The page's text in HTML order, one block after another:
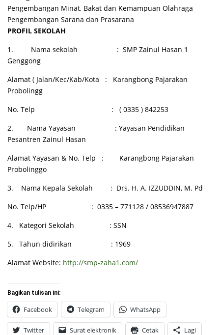
Pengembangan Minat, Bakat dan Kemampuan Olahraga
Pengembangan Sarana dan Prasarana
PROFIL SEKOLAH
1. Nama sekolah : SMP Zainul Hasan 1
Genggong
Alamat ( Jalan/Kec/Kab/Kota : Karangbong Pajarakan
Probolingg
No. Telp : ( 0335 ) 842253
2. Nama Yayasan : Yayasan Pendidikan
Pesantren Zainul Hasan
Alamat Yayasan & No. Telp : Karangbong Pajarakan
Probolinggo
3. Nama Kepala Sekolah : Drs. H. A. IZZUDDIN, M. Pd
No. Telp/HP : 0335 – 771128 / 08536947887
4. Kategori Sekolah : SSN
5. Tahun didirikan : 1969
Alamat Website: http://smp-zaha1.com/
Bagikan tulisan ini:
Facebook Telegram WhatsApp
Twitter Surat elektronik Cetak Lagi